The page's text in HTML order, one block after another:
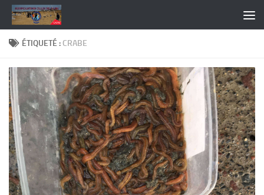
Skip to content
ÉTIQUETÉ : CRABE